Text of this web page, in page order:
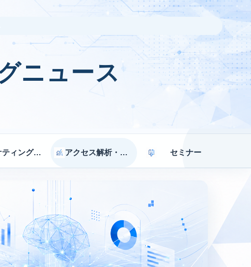
ニュース
マーケティング戦略 アクセス解析・効果測定 セミナー